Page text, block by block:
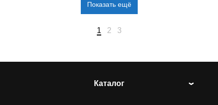
Показать ещё
1 2 3
Каталог